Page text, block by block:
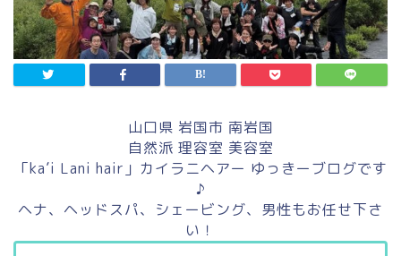
山口県 岩国市 南岩国
自然派 理容室 美容室
「ka’i Lani hair」カイラニヘアー ゆっきーブログです
♪
ヘナ、ヘッドスパ、シェービング、男性もお任せ下さ
い！